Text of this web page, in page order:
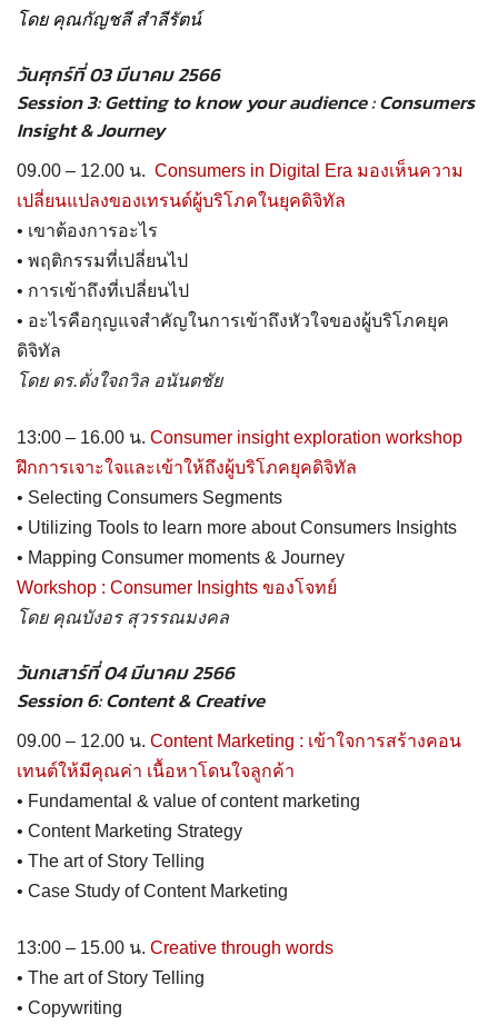
โดย คุณกัญชลี สำลีรัตน์
วันศุกร์ที่ 03 มีนาคม 2566
Session 3: Getting to know your audience : Consumers
Insight & Journey
09.00 – 12.00 น. Consumers in Digital Era มองเห็นความ
เปลี่ยนแปลงของเทรนด์ผู้บริโภคในยุคดิจิทัล
• เขาต้องการอะไร
• พฤติกรรมที่เปลี่ยนไป
• การเข้าถึงที่เปลี่ยนไป
• อะไรคือกุญแจสำคัญในการเข้าถึงหัวใจของผู้บริโภคยุค
ดิจิทัล
โดย ดร.ดั่งใจถวิล อนันตชัย
13:00 – 16.00 น. Consumer insight exploration workshop
ฝึกการเจาะใจและเข้าให้ถึงผู้บริโภคยุคดิจิทัล
• Selecting Consumers Segments
• Utilizing Tools to learn more about Consumers Insights
• Mapping Consumer moments & Journey
Workshop : Consumer Insights ของโจทย์
โดย คุณบังอร สุวรรณมงคล
วันกเสาร์ที่ 04 มีนาคม 2566
Session 6: Content & Creative
09.00 – 12.00 น. Content Marketing : เข้าใจการสร้างคอน
เทนต์ให้มีคุณค่า เนื้อหาโดนใจลูกค้า
• Fundamental & value of content marketing
• Content Marketing Strategy
• The art of Story Telling
• Case Study of Content Marketing
13:00 – 15.00 น. Creative through words
• The art of Story Telling
• Copywriting